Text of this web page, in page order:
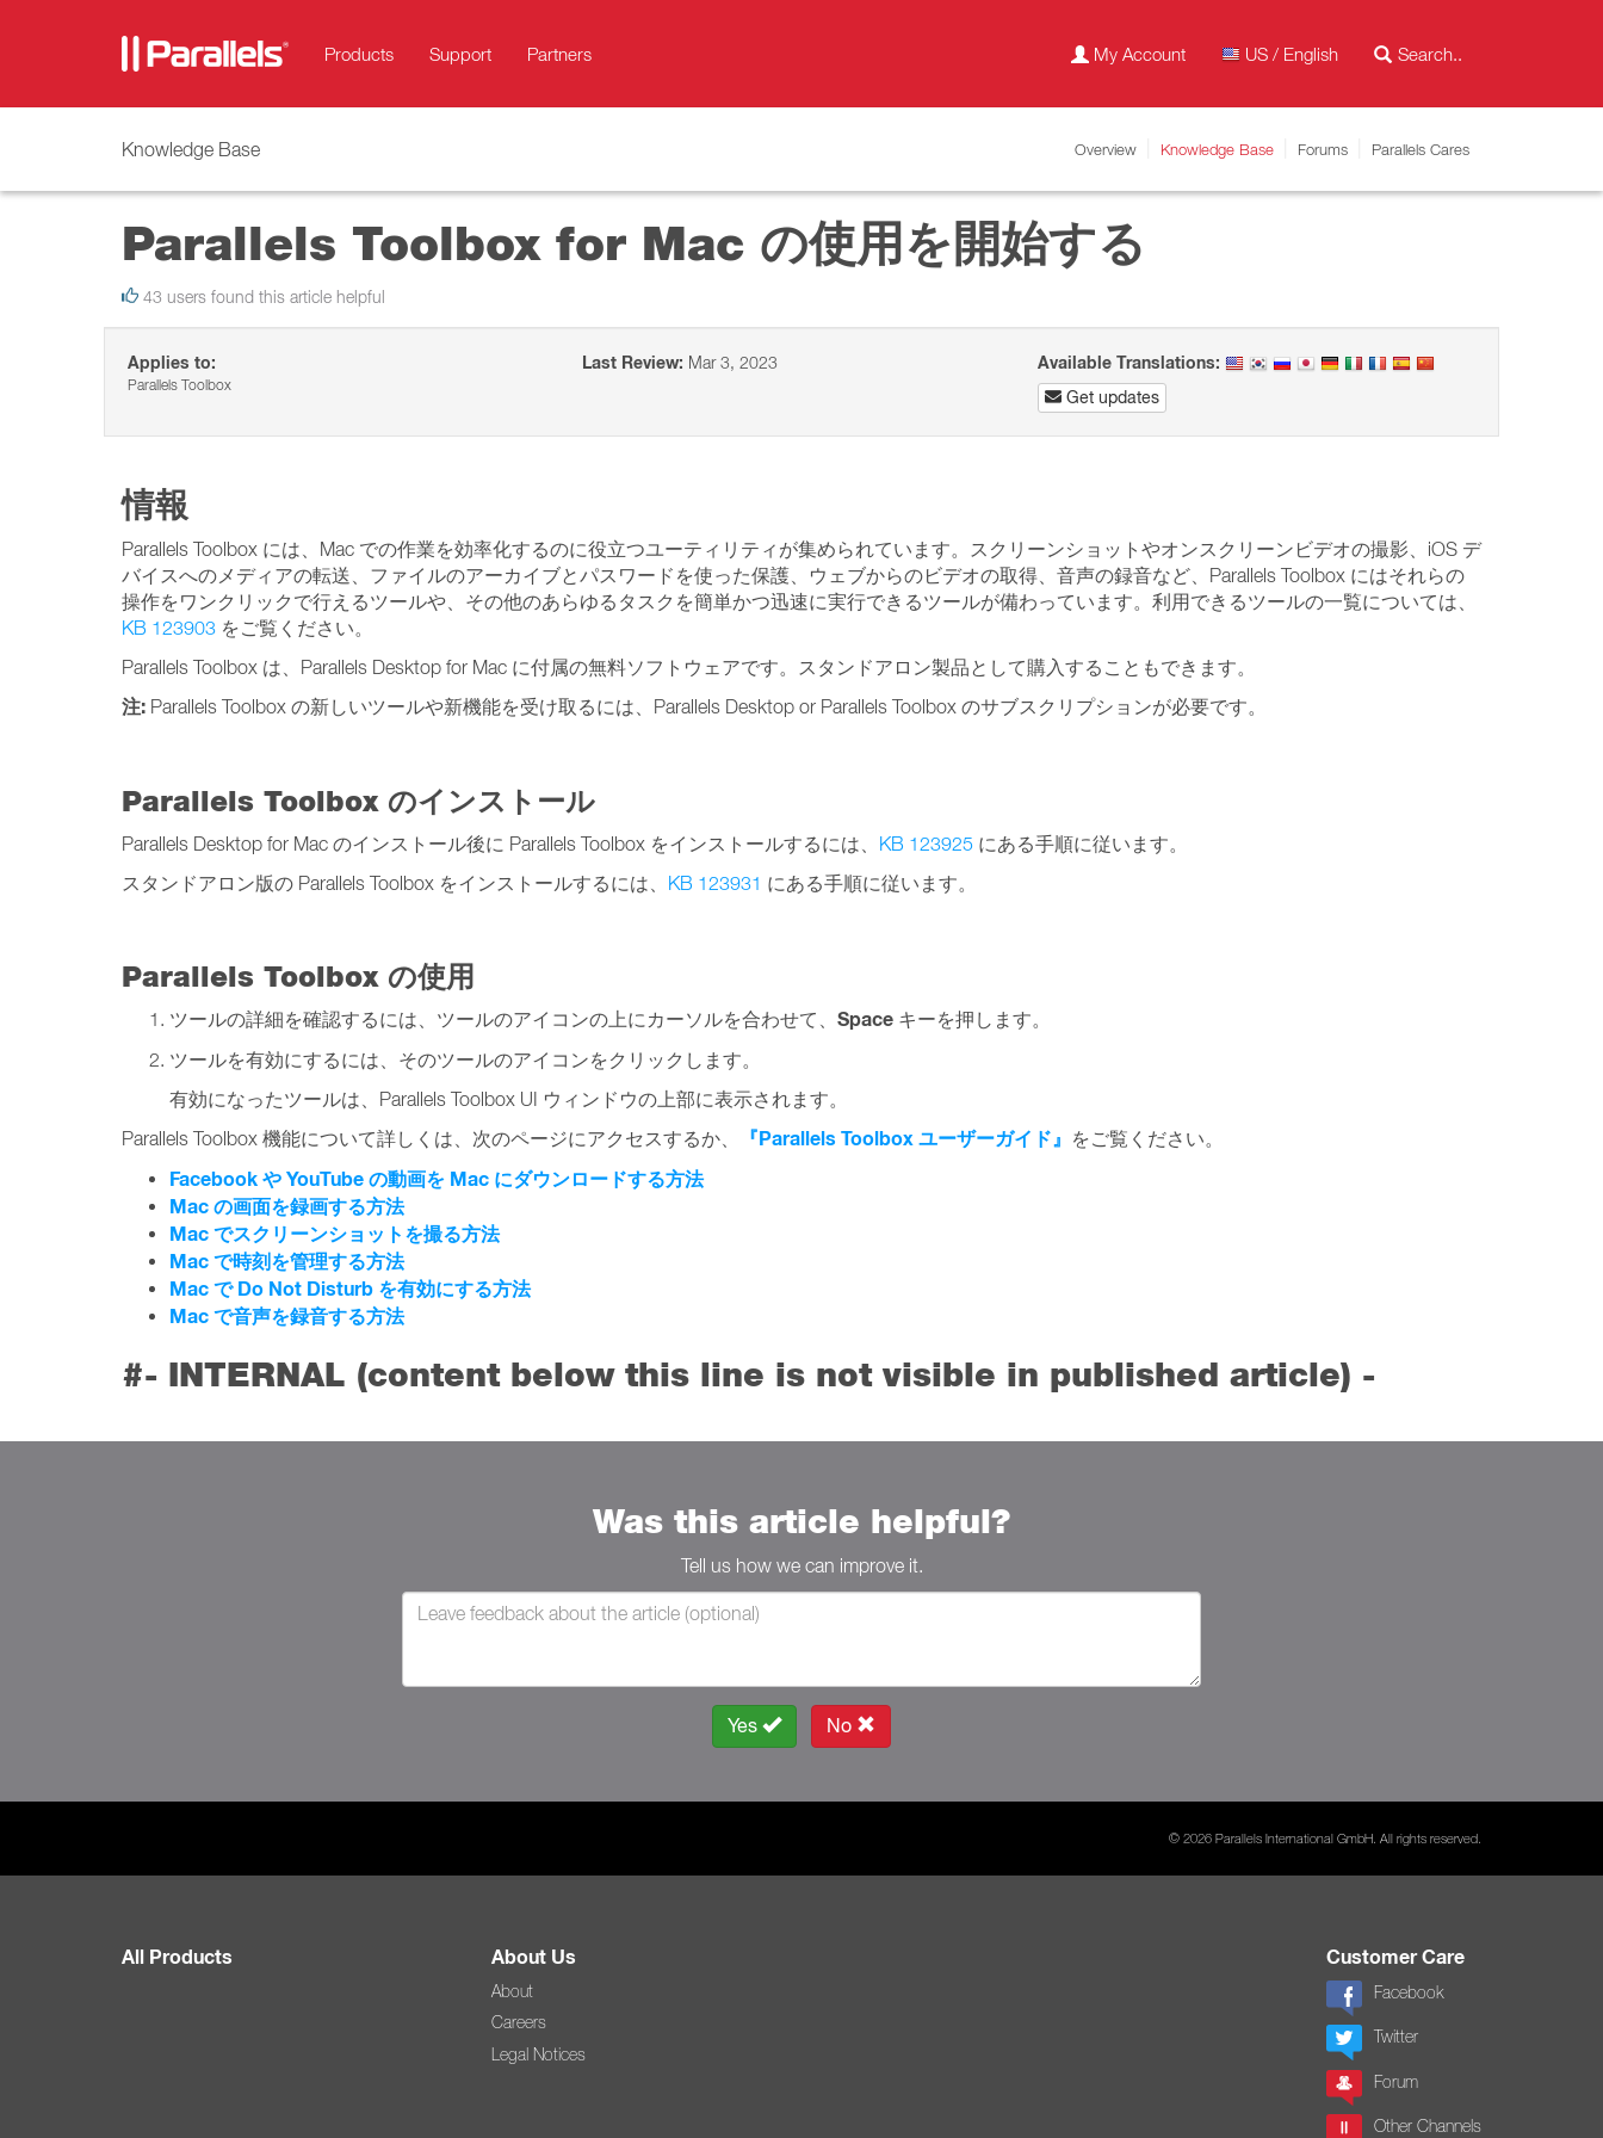
Products Support Partners My Account US / English
Knowledge Base Overview Knowledge Base Forums Parallels Cares
Parallels Toolbox for Mac の使用を開始する
43 users found this article helpful
Applies to:
Parallels Toolbox
Last Review: Mar 3, 2023
Available Translations:
Get updates
情報
Parallels Toolbox には、Mac での作業を効率化するのに役立つユーティリティが集められています。スクリーンショットやオンスクリーンビデオの撮影、iOS デ
バイスへのメディアの転送、ファイルのアーカイブとパスワードを使った保護、ウェブからのビデオの取得、音声の録音など、Parallels Toolbox にはそれらの
操作をワンクリックで行えるツールや、その他のあらゆるタスクを簡単かつ迅速に実行できるツールが備わっています。利用できるツールの一覧については、
KB 123903 をご覧ください。
Parallels Toolbox は、Parallels Desktop for Mac に付属の無料ソフトウェアです。スタンドアロン製品として購入することもできます。
注: Parallels Toolbox の新しいツールや新機能を受け取るには、Parallels Desktop or Parallels Toolbox のサブスクリプションが必要です。
Parallels Toolbox のインストール
Parallels Desktop for Mac のインストール後に Parallels Toolbox をインストールするには、 KB 123925 にある手順に従います。
スタンドアロン版の Parallels Toolbox をインストールするには、 KB 123931 にある手順に従います。
Parallels Toolbox の使用
ツールの詳細を確認するには、ツールのアイコンの上にカーソルを合わせて、 Space キーを押します。
ツールを有効にするには、そのツールのアイコンをクリックします。
有効になったツールは、Parallels Toolbox UI ウィンドウの上部に表示されます。
Parallels Toolbox 機能について詳しくは、次のページにアクセスするか、
『Parallels Toolbox ユーザーガイド』 をご覧ください。
Facebook や YouTube の動画を Mac にダウンロードする方法
Mac の画面を録画する方法
Mac でスクリーンショットを撮る方法
Mac で時刻を管理する方法
Mac で Do Not Disturb を有効にする方法
Mac で音声を録音する方法
#- INTERNAL (content below this line is not visible in published article) -
Was this article helpful?
Tell us how we can improve it.
Yes No
© 2026 Parallels International GmbH. All rights reserved.
All Products About Us
About
Careers
Legal Notices
Customer Care
Facebook
Twitter
Forum
Other Channels